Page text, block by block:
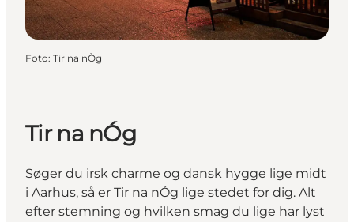
Foto: Tir na nÒg
Tir na nÓg
Søger du irsk charme og dansk hygge lige midt
i Aarhus, så er Tir na nÓg lige stedet for dig. Alt
efter stemning og hvilken smag du lige har lyst